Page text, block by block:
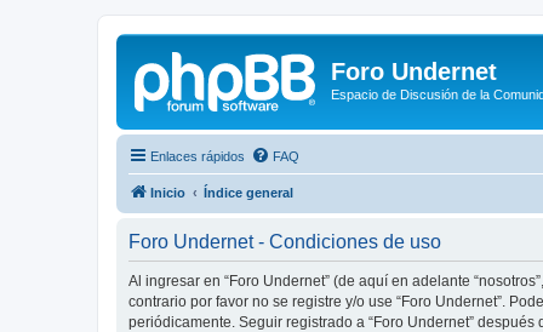
Foro Undernet
Espacio de Discusión de la
Enlaces rápidos FAQ
Inicio Índice general
Foro Undernet - Condiciones de uso
Al ingresar en “Foro Undernet” (de aquí en adelante
contrario por favor no se registre y/o use “Foro Undernet”.
periódicamente. Seguir registrado a “Foro Undernet”